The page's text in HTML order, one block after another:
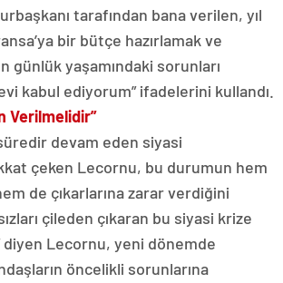
tarafından bana verilen, yıl
bir bütçe hazırlamak ve
günlük yaşamındaki sorunları
kabul ediyorum” ifadelerini kullandı.
Verilmelidir”
devam eden siyasi
çeken Lecornu, bu durumun hem
de çıkarlarına zarar verdiğini
çileden çıkaran bu siyasi krize
Lecornu, yeni dönemde
öncelikli sorunlarına